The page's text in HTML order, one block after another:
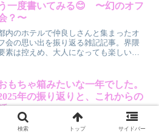
一度書いてみる😊 〜幻のオフ
？〜
内のホテルで仲良しさんと集まったオ
会の思い出を振り返る雑記記事。界隈
素は控えめ、大人になっても楽しい時
もちゃ箱みたいな一年でした。
年の振り返りと、これからの
2025年はこのブログが始まった大切な一
年。ABDLブログ運営、オフ会「や
検索 トップ サイドバー